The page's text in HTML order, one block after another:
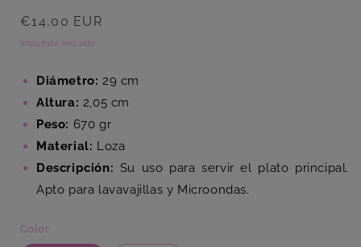
Precio
habitual
€14,00 EUR
Impuesto incluido.
Diámetro: 29 cm
Altura: 2,05 cm
Peso: 670 gr
Material: Loza
Descripción: Su uso para servir el plato principal.
Apto para lavavajillas y Microondas.
Color